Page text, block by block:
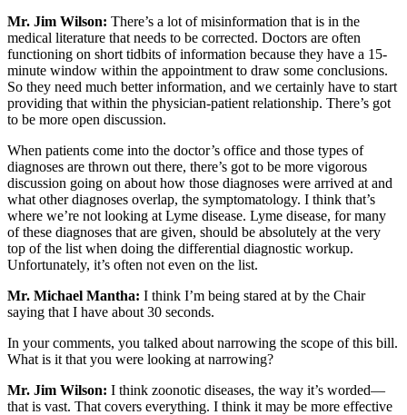
Mr. Jim Wilson: There’s a lot of misinformation that is in the
medical literature that needs to be corrected. Doctors are often
functioning on short tidbits of information because they have a 15-
minute window within the appointment to draw some conclusions.
So they need much better information, and we certainly have to start
providing that within the physician-patient relationship. There’s got
to be more open discussion.
When patients come into the doctor’s office and those types of
diagnoses are thrown out there, there’s got to be more vigorous
discussion going on about how those diagnoses were arrived at and
what other diagnoses overlap, the symptomatology. I think that’s
where we’re not looking at Lyme disease. Lyme disease, for many
of these diagnoses that are given, should be absolutely at the very
top of the list when doing the differential diagnostic workup.
Unfortunately, it’s often not even on the list.
Mr. Michael Mantha: I think I’m being stared at by the Chair
saying that I have about 30 seconds.
In your comments, you talked about narrowing the scope of this bill.
What is it that you were looking at narrowing?
Mr. Jim Wilson: I think zoonotic diseases, the way it’s worded—
that is vast. That covers everything. I think it may be more effective